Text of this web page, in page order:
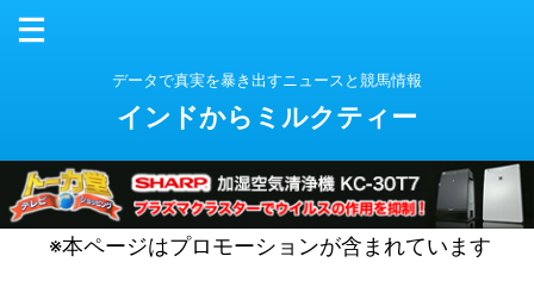
データで真実を暴き出すニュースと競馬情報
インドからミルクティー
※本ページはプロモーションが含まれています